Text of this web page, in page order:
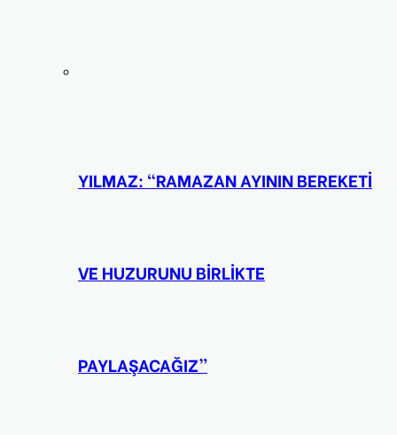
YILMAZ: “RAMAZAN AYININ BEREKETİ
VE HUZURUNU BİRLİKTE
PAYLAŞACAĞIZ”